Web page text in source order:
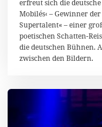
z
e
b
e
r
2
0
erfreut sich die
Mobilés‹ – Gewinner
Supertalent« – einer
poetischen Schatten-
die deutschen Bühnen.
zwischen den Bildern.